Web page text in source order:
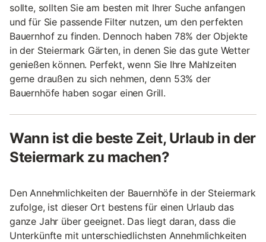
sollte, sollten Sie am besten mit Ihrer Suche anfangen
und für Sie passende Filter nutzen, um den perfekten
Bauernhof zu finden. Dennoch haben 78% der Objekte
in der Steiermark Gärten, in denen Sie das gute Wetter
genießen können. Perfekt, wenn Sie Ihre Mahlzeiten
gerne draußen zu sich nehmen, denn 53% der
Bauernhöfe haben sogar einen Grill.
Wann ist die beste Zeit, Urlaub in der
Steiermark zu machen?
Den Annehmlichkeiten der Bauernhöfe in der Steiermark
zufolge, ist dieser Ort bestens für einen Urlaub das
ganze Jahr über geeignet. Das liegt daran, dass die
Unterkünfte mit unterschiedlichsten Annehmlichkeiten